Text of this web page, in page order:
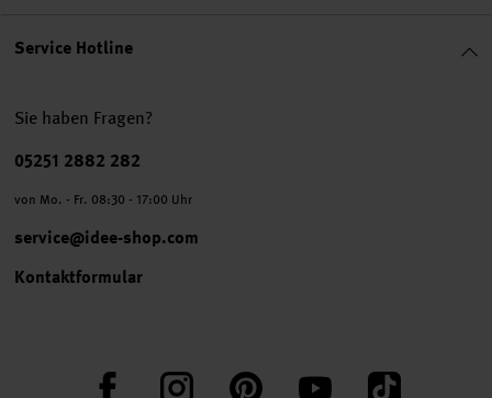
Service Hotline
Sie haben Fragen?
Telefonnummer
05251 2882 282
von Mo. - Fr. 08:30 - 17:00 Uhr
service@idee-shop.com
Kontaktformular
FacebookInstagram PinterestYouTube TikTok